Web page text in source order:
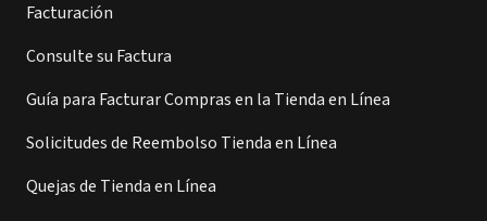
Facturación
Consulte su Factura
Guía para Facturar Compras en la Tienda en Línea
Solicitudes de Reembolso Tienda en Línea
Quejas de Tienda en Línea